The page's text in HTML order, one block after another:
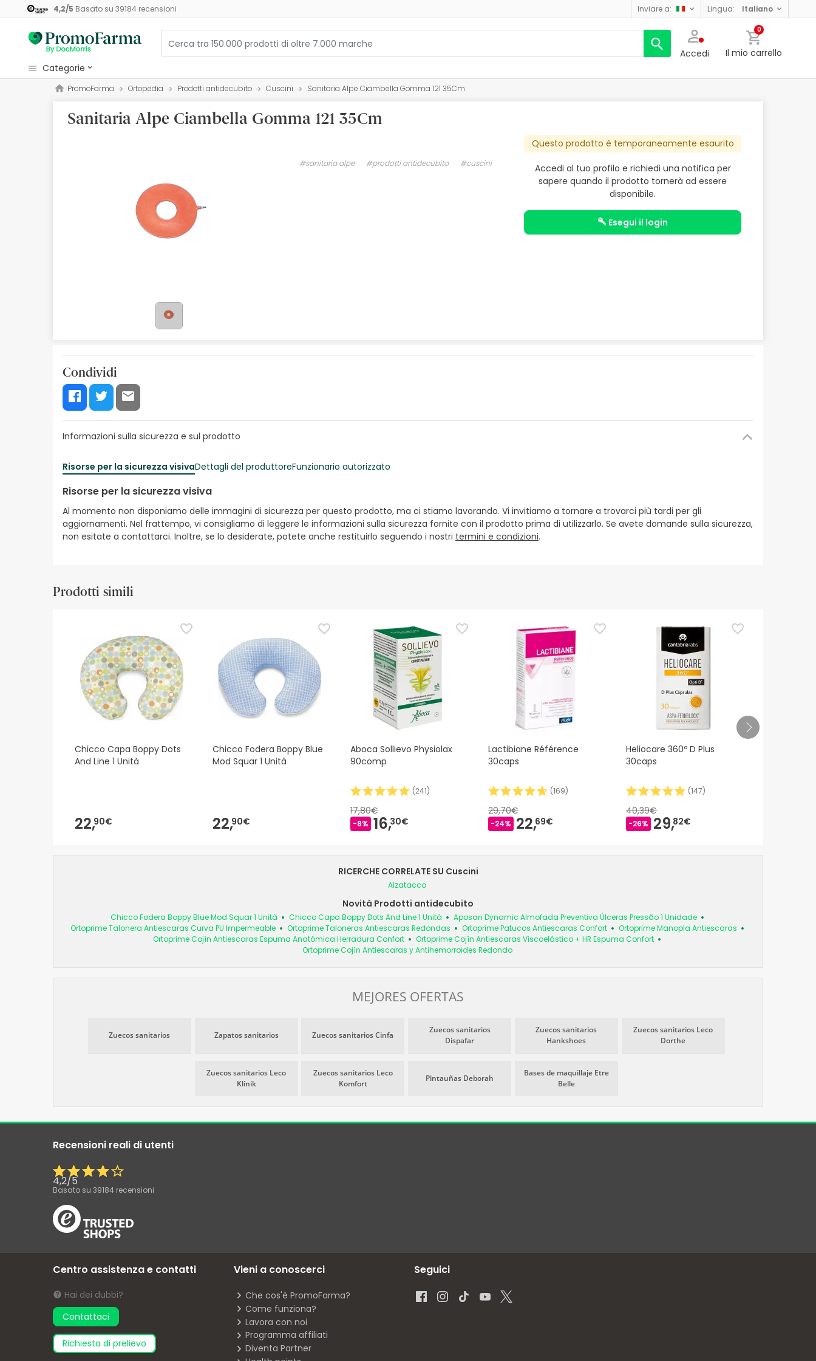
4,2/5 Basato su 39184 recensioni inviare a: lingua: italiano
Accedi
0
Il mio carrello
categorie
Cosmetici e Bellezza
Salute e Benessere
I più venduti
Health points
PromoFarma Ortopedia Prodotti antidecubito Cuscini Sanitaria Alpe Ciambella Gomma 121 35Cm
Sanitaria Alpe Ciambella Gomma 121 35Cm
Questo prodotto è temporaneamente esaurito
Accedi al tuo profilo e richiedi una notifica per
sapere quando il prodotto tornerà ad essere
disponibile.
esegui il login
#sanitaria alpe #prodotti antidecubito #cuscini
Condividi
Informazioni sulla sicurezza e sul prodotto
Risorse per la sicurezza visivaDettagli del produttoreFunzionario autorizzato
Risorse per la sicurezza visiva
Al momento non disponiamo delle immagini di sicurezza per questo prodotto, ma ci stiamo lavorando. Vi invitiamo a tornare a trovarci più tardi per gli
aggiornamenti. Nel frattempo, vi consigliamo di leggere le informazioni sulla sicurezza fornite con il prodotto prima di utilizzarlo. Se avete domande sulla sicurezza,
non esitate a contattarci. Inoltre, se lo desiderate, potete anche restituirlo seguendo i nostri termini e condizioni.
Prodotti simili
Chicco Capa Boppy Dots
And Line 1 Unità
22,90€
Chicco Fodera Boppy Blue
Mod Squar 1 Unità
22,90€
Aboca Sollievo Physiolax
90comp
(241)
17,80€
-8% 16,30€
Lactibiane Référence
30caps
(169)
29,70€
-24% 22,69€
Heliocare 360º D Plus
30caps
(147)
40,39€
-26% 29,82€
RICERCHE CORRELATE SU Cuscini
Alzatacco
Novità Prodotti antidecubito
Chicco Fodera Boppy Blue Mod Squar 1 Unità Chicco Capa Boppy Dots And Line 1 Unità
Aposan Dynamic Almofada Preventiva Úlceras Pressão 1 Unidade
Ortoprime Talonera Antiescaras Curva PU Impermeable
Ortoprime Taloneras Antiescaras Redondas Ortoprime Patucos Antiescaras Confort
Ortoprime Manopla Antiescaras
Ortoprime Cojín Antiescaras Espuma Anatómica Herradura Confort
Ortoprime Cojín Antiescaras Viscoelástico + HR Espuma Confort
Ortoprime Cojín Antiescaras y Antihemorroides Redondo
MEJORES OFERTAS
Zuecos sanitarios Zapatos sanitarios Zuecos sanitarios Cinfa
Zuecos sanitarios
Dispafar
Zuecos sanitarios
Hankshoes
Zuecos sanitarios Leco
Dorthe
Zuecos sanitarios Leco
Klinik
Zuecos sanitarios Leco
Komfort
Pintauñas Deborah
Bases de maquillaje Etre
Belle
Recensioni reali di utenti
4,2/5
Basato su 39184 recensioni
Centro assistenza e contatti
Hai dei dubbi?
Contattaci
richiesta di prelievo
Vieni a conoscerci
Che cos'è PromoFarma?
Come funziona?
Lavora con noi
Programma affiliati
Diventa Partner
Seguici